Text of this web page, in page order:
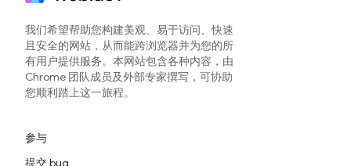
我们希望帮助您构建美观、易于访问、快速
且安全的网站，从而能跨浏览器并为您的所
有用户提供服务。本网站包含各种内容，由
Chrome 团队成员及外部专家撰写，可协助
您顺利踏上这一旅程。
参与
提交 bug